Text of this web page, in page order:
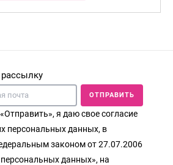
ОТПРАВИТЬ
я даю свое согласие
персональных данных, в
законом от 27.07.2006
данных», на